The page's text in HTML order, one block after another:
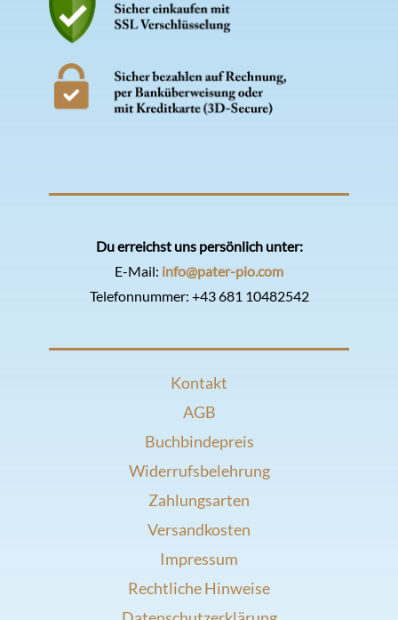
Du erreichst uns persönlich unter:
E-Mail: info@pater-pio.com
Telefonnummer: +43 681 10482542
Kontakt
AGB
Buchbindepreis
Widerrufsbelehrung
Zahlungsarten
Versandkosten
Impressum
Rechtliche Hinweise